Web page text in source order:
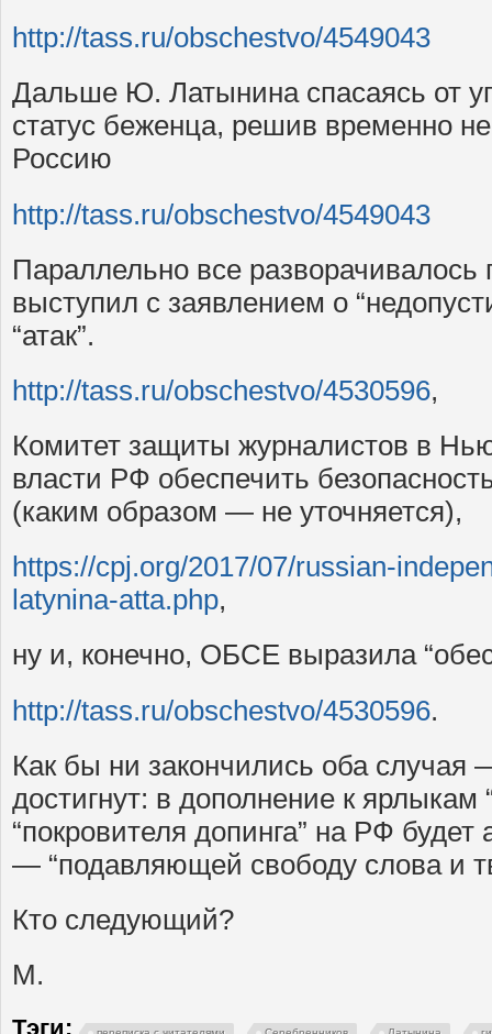
http://tass.ru/obschestvo/4549043
Дальше Ю. Латынина спасаясь от
статус беженца, решив временно
Россию
http://tass.ru/obschestvo/4549043
Параллельно все
выступил с заявлением о
“атак”.
http://tass.ru/obschestvo/4530596,
Комитет защиты журналистов в
власти РФ обеспечить
(каким образом — не уточняется),
https://cpj.org/2017/07/russian-
latynina-atta.php,
ну и, конечно, ОБСЕ выразила
http://tass.ru/obschestvo/4530596.
Как бы ни закончились оба случая
достигнут: в дополнение к ярлыкам
“покровителя допинга” на РФ
— “подавляющей свободу слова и
Кто следующий?
М.
Тэги: